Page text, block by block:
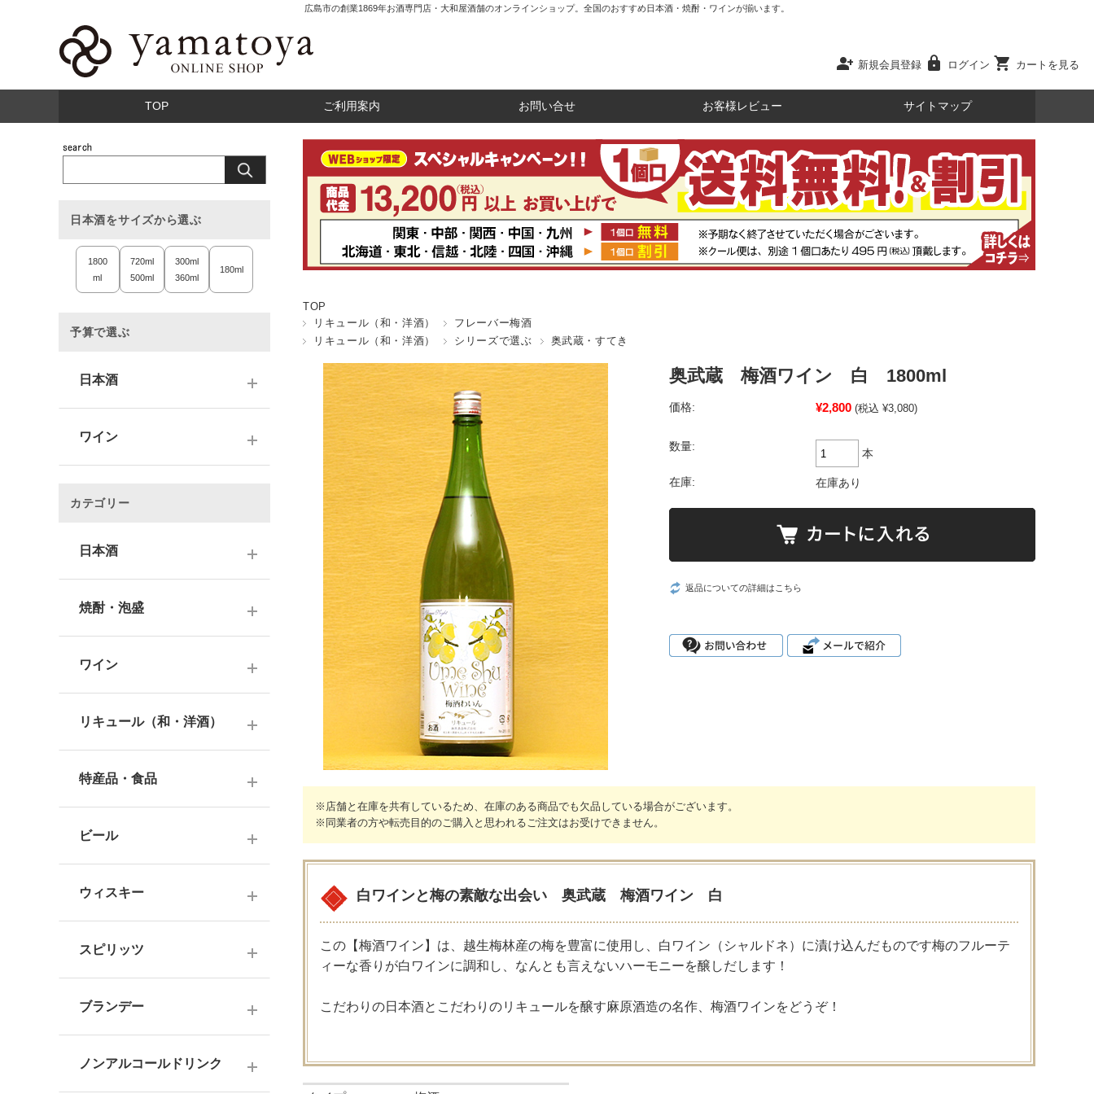
広島市の創業1869年お酒専門店・大和屋酒舗のオンラインショップ。全国のおすすめ日本酒・焼酎・ワインが揃います。
person_add 新規会員登録 lock ログイン shopping_cart カートを見る
TOP ご利用案内 お問い合せ お客様レビュー サイトマップ
TOP
リキュール（和・洋酒）
フレーバー梅酒
リキュール（和・洋酒）
シリーズで選ぶ 奥武蔵・すてき
奥武蔵 梅酒ワイン 白 1800ml
価格: ¥2,800 (税込 ¥3,080)
数量:
本
在庫: 在庫あり
返品についての詳細はこちら
※店舗と在庫を共有しているため、在庫のある商品でも欠品している場合がございます。
※同業者の方や転売目的のご購入と思われるご注文はお受けできません。
白ワインと梅の素敵な出会い 奥武蔵 梅酒ワイン 白
この【梅酒ワイン】は、越生梅林産の梅を豊富に使用し、白ワイン（シャルドネ）に漬け込んだものです梅のフルーテ
ィーな香りが白ワインに調和し、なんとも言えないハーモニーを醸しだします！
こだわりの日本酒とこだわりのリキュールを醸す麻原酒造の名作、梅酒ワインをどうぞ！
日本酒をサイズから選ぶ
1800
ml
720ml
500ml
300ml
360ml
180ml
予算で選ぶ
日本酒
10,001円～
3000円台
4000円台
5000円台
ワイン
2,001～3,000円
3,001～5,000円
5,001～10,000円
カテゴリー
日本酒
大吟醸酒
純米吟醸酒
吟醸酒
普通酒
お燗酒
にごり酒・発泡・その他
中部・北陸の日本酒
焼酎・泡盛
芋焼酎
麦焼酎
米焼酎
黒糖焼酎
ワイン
ドイツワイン
海外産ワイン
赤ワイン
シャンパーニュ
スパークリングワイン
オレンジワイン
リキュール（和・洋酒）
果実酒・その他
シリーズで選ぶ
特産品・食品
おつまみ
健康志向・免疫力アップ
調味料
ビール
ウィスキー
その他ウイスキー
国産洋酒
スピリッツ
ラム
ブランデー
ノンアルコールドリンク